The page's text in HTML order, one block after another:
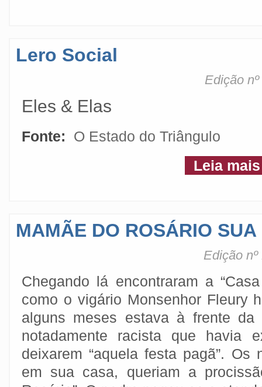
Lero Social
Edição
Eles & Elas
Fonte:
O Estado do Triângulo
Leia mais
MAMÃE DO ROSÁRIO
Edição
Chegando lá encontraram a
como o vigário Monsenhor Fleury
alguns meses estava à frente da
notadamente racista que havia
deixarem “aquela festa pagã”. Os
em sua casa, queriam a